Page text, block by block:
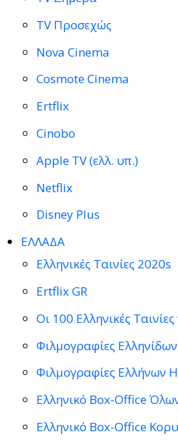
TV Προσεχώς
Nova Cinema
Cosmote Cinema
Ertflix
Cinobo
Apple TV (ελλ. υπ.)
Netflix
Disney Plus
ΕΛΛΑΔΑ
Ελληνικές Ταινίες 2020s
Ertflix GR
Οι 100 Ελληνικές
Φιλμογραφίες
Φιλμογραφίες Ελλήνων
Ελληνικό Box-Office
Ελληνικό Box-Office